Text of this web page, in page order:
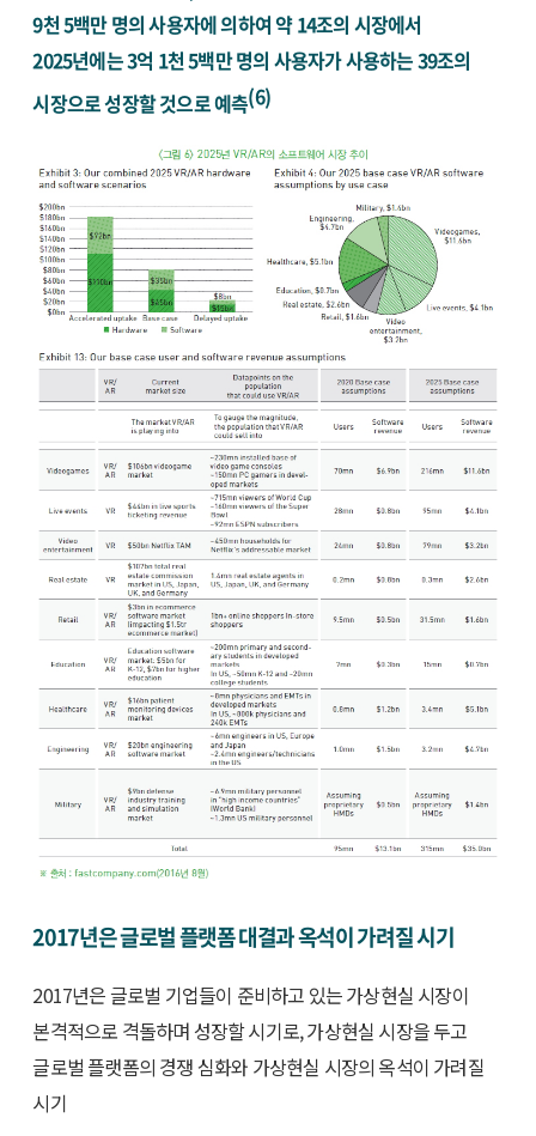
9천 5백만 명의 사용자에 의하여 약 14조의 시장에서
2025년에는 3억 1천 5백만 명의 사용자가 사용하는 39조의
시장으로 성장할 것으로 예측(6)
2017년은 글로벌 플랫폼 대결과 옥석이 가려질 시기
2017년은 글로벌 기업들이 준비하고 있는 가상현실 시장이
본격적으로 격돌하며 성장할 시기로, 가상현실 시장을 두고
글로벌 플랫폼의 경쟁 심화와 가상현실 시장의 옥석이 가려질
시기